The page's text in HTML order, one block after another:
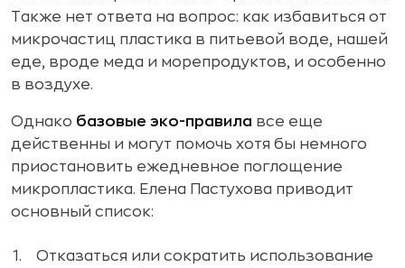
Также нет ответа на вопрос: как избавиться от
микрочастиц пластика в питьевой воде, нашей
еде, вроде меда и морепродуктов, и особенно
в воздухе.
Однако базовые эко-правила все еще
действенны и могут помочь хотя бы немного
приостановить ежедневное поглощение
микропластика. Елена Пастухова приводит
основный список:
Отказаться или сократить использование